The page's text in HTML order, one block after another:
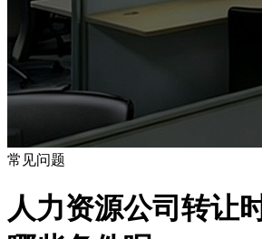
常见问题
人力资源公司转让